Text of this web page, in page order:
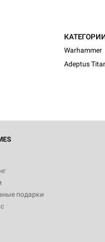
Warhammer
Adeptus
подарки
игра Hobby World Монстры
игра Hobby World Берсерк.